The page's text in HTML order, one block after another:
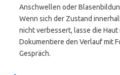
Anschwellen oder
Wenn sich der Zustand
nicht verbessert, lasse die
Dokumentiere den Verlauf mit
Gespräch.